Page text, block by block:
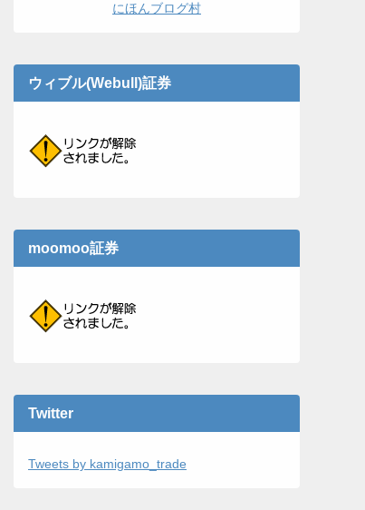
にほんブログ村
ウィブル(Webull)証券
moomoo証券
Twitter
Tweets by kamigamo_trade